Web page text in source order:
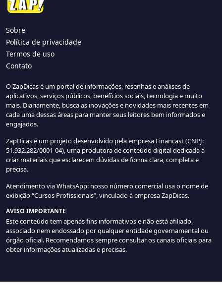
Sobre
Política de privacidade
Termos de uso
Contato
O ZapDicas é um portal de informações, resenhas e análises de
aplicativos, serviços públicos, benefícios sociais, tecnologia e muito
mais. Diariamente, busca as inovações e novidades mais recentes em
cada uma dessas áreas para manter seus leitores bem informados e
engajados.
ZapDicas é um projeto desenvolvido pela empresa Financast (CNPJ:
51.932.282/0001-04), uma produtora de conteúdo digital dedicada a
criar materiais que esclarecem dúvidas de forma clara, completa e
precisa.
Atendimento via WhatsApp: nosso número comercial usa o nome de
exibição “Cursos Profissionais”, vinculado à empresa ZapDicas.
AVISO IMPORTANTE
Este conteúdo tem apenas fins informativos e não está afiliado,
associado nem endossado por qualquer entidade governamental ou
órgão oficial. Recomendamos sempre consultar os canais oficiais para
obter informações atualizadas e precisas.